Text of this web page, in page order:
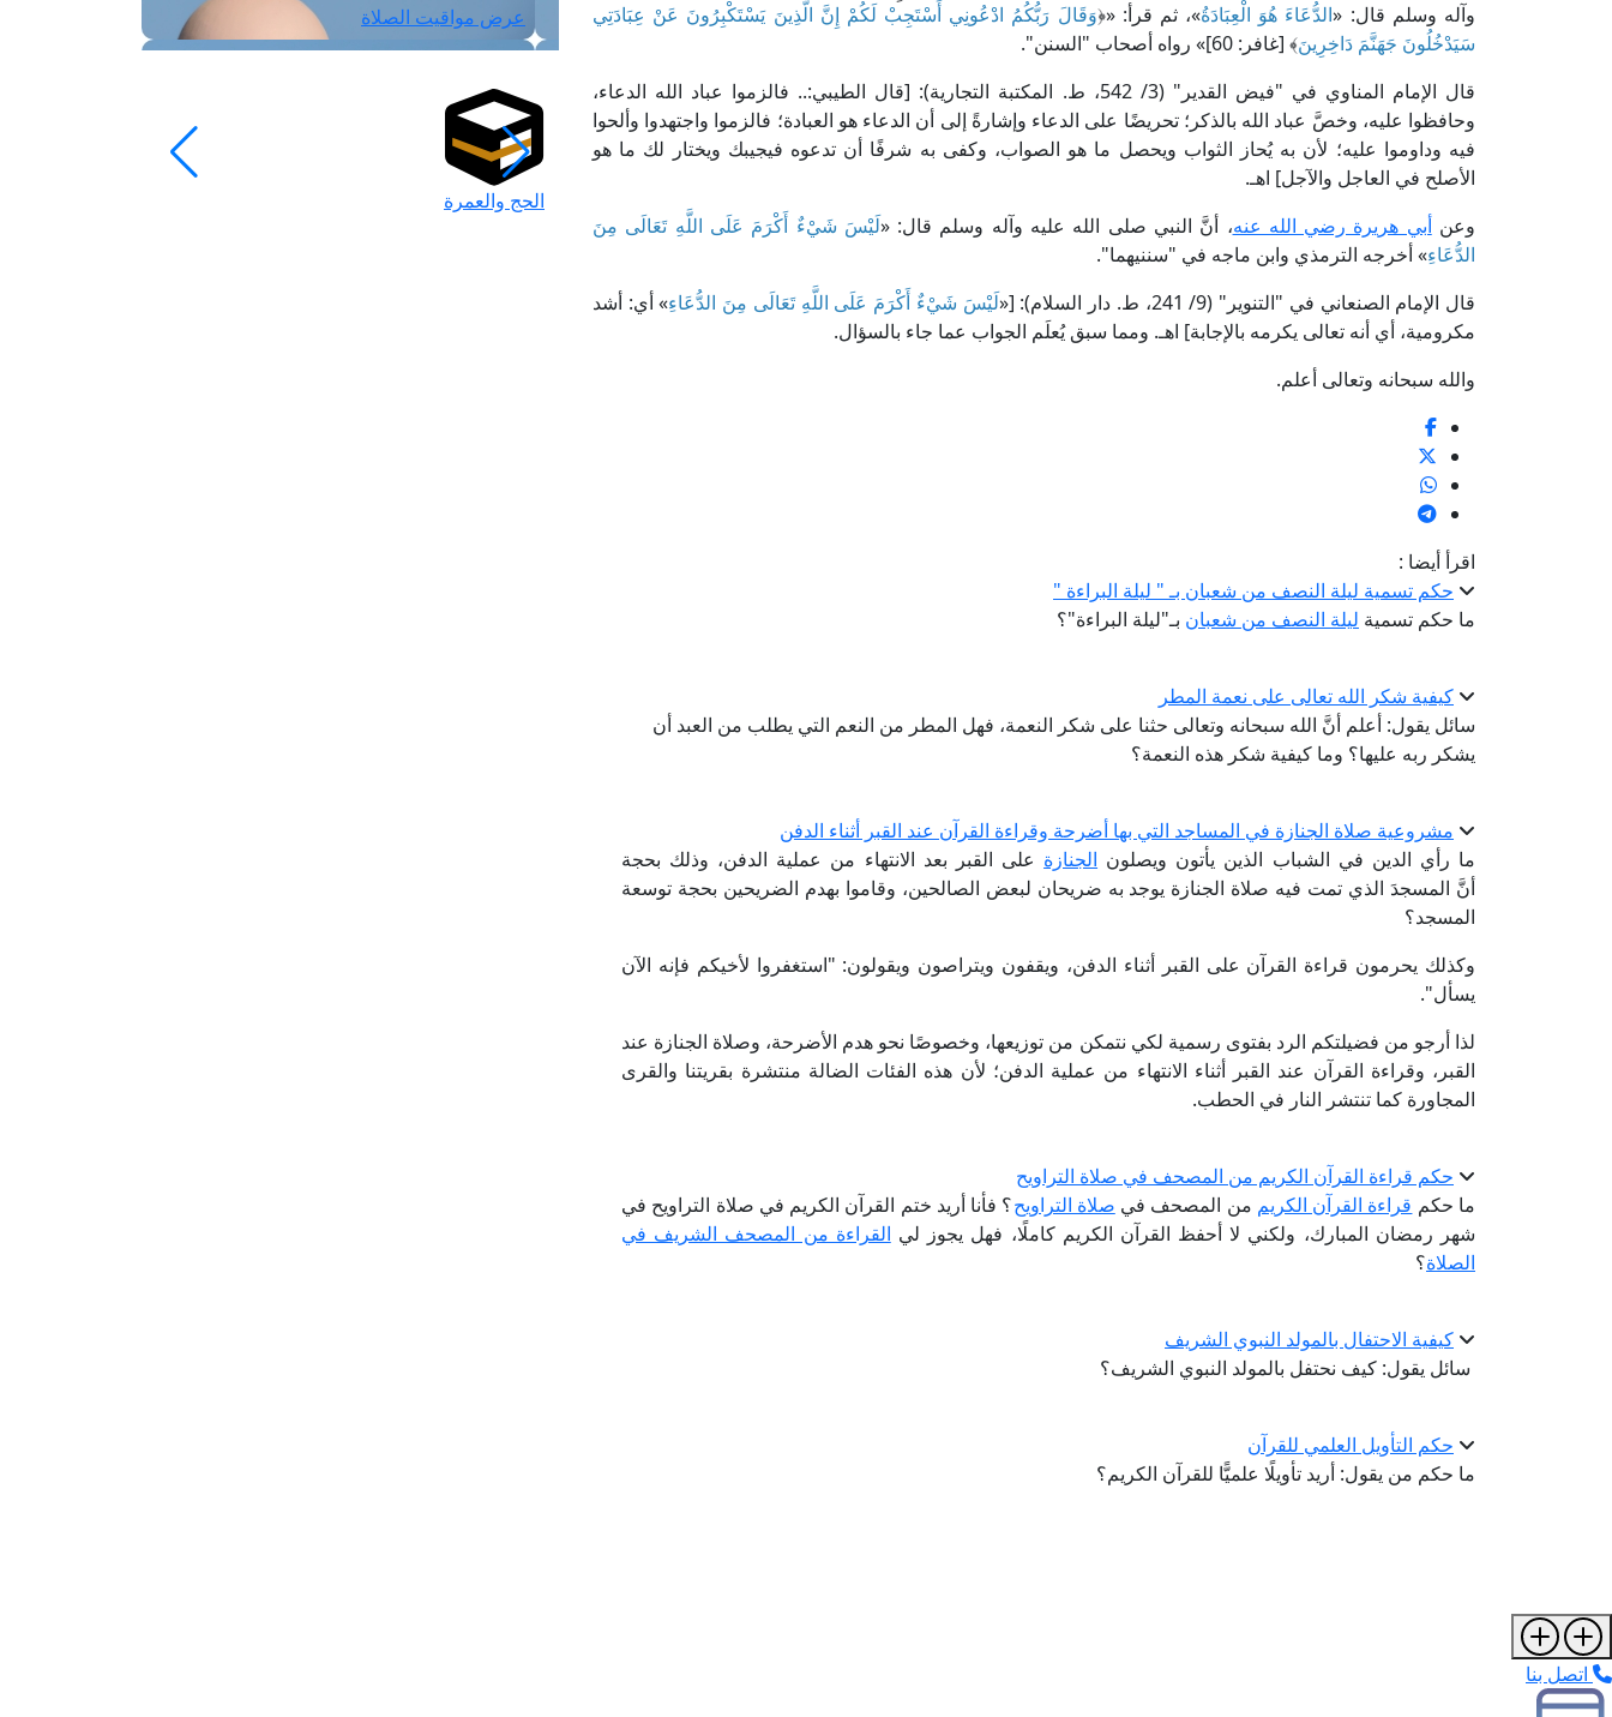
وآله وسلم قال: «الدُّعَاءَ هُوَ الْعِبَادَةُ»، ثم قرأ: «﴿وَقَالَ رَبُّكُمُ ادْعُونِي أَسْتَجِبْ لَكُمْ إِنَّ الَّذِينَ يَسْتَكْبِرُونَ عَنْ عِبَادَتِي
سَيَدْخُلُونَ جَهَنَّمَ دَاخِرِينَ﴾ [غافر: 60]» رواه أصحاب "السنن".
قال الإمام المناوي في "فيض القدير" (3/ 542، ط. المكتبة التجارية): [قال الطيبي:.. فالزموا عباد الله الدعاء،
وحافظوا عليه، وخصَّ عباد الله بالذكر؛ تحريضًا على الدعاء وإشارةً إلى أن الدعاء هو العبادة؛ فالزموا واجتهدوا وألحوا
فيه وداوموا عليه؛ لأن به يُحاز الثواب ويحصل ما هو الصواب، وكفى به شرفًا أن تدعوه فيجيبك ويختار لك ما هو
الأصلح في العاجل والآجل] اهـ.
وعنأبي هريرة رضي الله عنه، أنَّ النبي صلى الله عليه وآله وسلم قال: «لَيْسَ شَيْءٌ أَكْرَمَ عَلَى اللَّهِ تَعَالَى مِنَ
الدُّعَاءِ» أخرجه الترمذي وابن ماجه في "سننيهما".
قال الإمام الصنعاني في "التنوير" (9/ 241، ط. دار السلام): [«
لَيْسَ شَيْءٌ أَكْرَمَ عَلَى اللَّهِ تَعَالَى مِنَ الدُّعَاءِ» أي: أشد
مكرومية، أي أنه تعالى يكرمه بالإجابة] اهـ. ومما سبق يُعلَم الجواب عما جاء بالسؤال.
والله سبحانه وتعالى أعلم.
اقرأ أيضا :
حكم تسمية ليلة النصف من شعبان بـ " ليلة البراءة "
ما حكم تسمية ليلة النصف من شعبان بـ"ليلة البراءة"؟
كيفية شكر الله تعالى على نعمة المطر
سائل يقول: أعلم أنَّ الله سبحانه وتعالى حثنا على شكر النعمة، فهل المطر من النعم التي يطلب من العبد أن
يشكر ربه عليها؟ وما كيفية شكر هذه النعمة؟
مشروعية صلاة الجنازة في المساجد التي بها أضرحة وقراءة القرآن عند القبر أثناء الدفن
ما رأي الدين في الشباب الذين يأتون ويصلون الجنازة على القبر بعد الانتهاء من عملية الدفن، وذلك بحجة
أنَّ المسجدَ الذي تمت فيه صلاة الجنازة يوجد به ضريحان لبعض الصالحين، وقاموا بهدم الضريحين بحجة توسعة
المسجد؟
وكذلك يحرمون قراءة القرآن على القبر أثناء الدفن، ويقفون ويتراصون ويقولون: "استغفروا لأخيكم فإنه الآن
يسأل".
لذا أرجو من فضيلتكم الرد بفتوى رسمية لكي نتمكن من توزيعها، وخصوصًا نحو هدم الأضرحة، وصلاة الجنازة عند
القبر، وقراءة القرآن عند القبر أثناء الانتهاء من عملية الدفن؛ لأن هذه الفئات الضالة منتشرة بقريتنا والقرى
المجاورة كما تنتشر النار في الحطب.
حكم قراءة القرآن الكريم من المصحف في صلاة التراويح
ما حكم قراءة القرآن الكريم من المصحف في صلاة التراويح؟ فأنا أريد ختم القرآن الكريم في صلاة التراويح في
شهر رمضان المبارك، ولكني لا أحفظ القرآن الكريم كاملًا، فهل يجوز لي القراءة من المصحف الشريف في
الصلاة؟
كيفية الاحتفال بالمولد النبوي الشريف
سائل يقول: كيف نحتفل بالمولد النبوي الشريف؟
حكم التأويل العلمي للقرآن
ما حكم من يقول: أريد تأويلًا علميًّا للقرآن الكريم؟
عرض مواقيت الصلاة
الحج والعمرة
اتصل بنا